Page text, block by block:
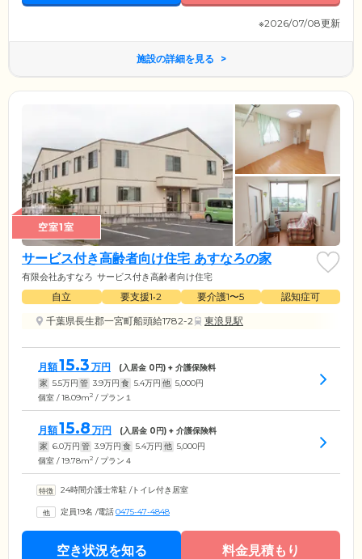
※2026/07/08更新
施設の詳細を見る
空室1室
サービス付き高齢者向け住宅 あすなろの家
有限会社あすなろ サービス付き高齢者向け住宅
自立 要支援1•2 要介護1〜5
認知症可
千葉県長生郡一宮町船頭給1782-2
東浪見駅
月額15.3 万円 (入居金 0円) + 介護保険料
家 5.5万円 管 3.9万円 食 5.4万円 他 5,000円
個室 / 18.09m2 / プラン１
月額15.8 万円 (入居金 0円) + 介護保険料
家 6.0万円 管 3.9万円 食 5.4万円 他 5,000円
個室 / 19.78m2 / プラン４
24時間介護士常駐 /トイレ付き居室
定員19名 /電話0475-47-4848
空き状況を知る 料金見積もり